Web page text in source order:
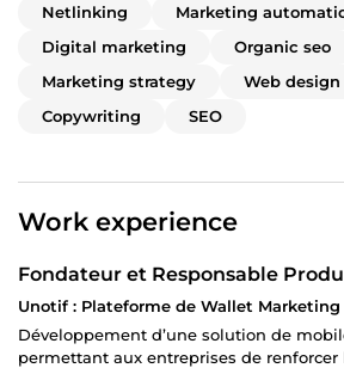
Netlinking
Marketing
Digital marketing
Organic seo
Marketing strategy
Web design
Copywriting
SEO
Work experience
Fondateur et Responsable
Unotif : Plateforme de Wallet Marketing
Développement d’une solution de
permettant aux entreprises de